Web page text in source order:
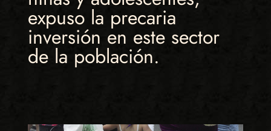
expuso la precaria
inversión en este sector
de la población.